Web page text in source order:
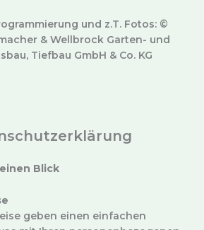
und z.T. Fotos: ©
& Wellbrock Garten- und
Tiefbau GmbH & Co. KG
Blick
geben einen einfachen